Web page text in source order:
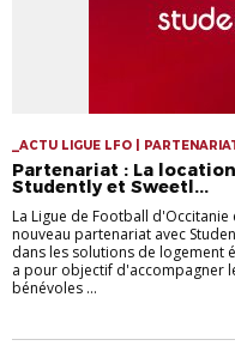
_ACTU LIGUE LFO |
Partenariat : La
Studently et Sweetl...
La Ligue de Football
nouveau partenariat avec
dans les solutions de logement
a pour objectif d'accompagner
bénévoles ...